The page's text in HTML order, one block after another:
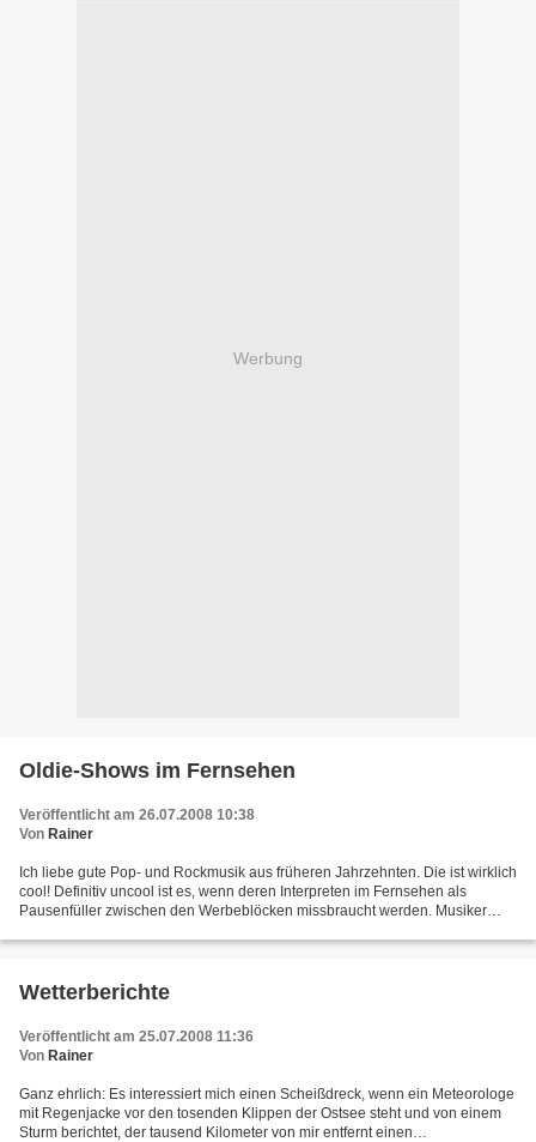
Werbung
Oldie-Shows im Fernsehen
Veröffentlicht am 26.07.2008 10:38
Von Rainer
Ich liebe gute Pop- und Rockmusik aus früheren Jahrzehnten. Die ist wirklich
cool! Definitiv uncool ist es, wenn deren Interpreten im Fernsehen als
Pausenfüller zwischen den Werbeblöcken missbraucht werden. Musiker
Wetterberichte
Veröffentlicht am 25.07.2008 11:36
Von Rainer
Ganz ehrlich: Es interessiert mich einen Scheißdreck, wenn ein Meteorologe
mit Regenjacke vor den tosenden Klippen der Ostsee steht und von einem
Sturm berichtet, der tausend Kilometer von mir entfernt einen